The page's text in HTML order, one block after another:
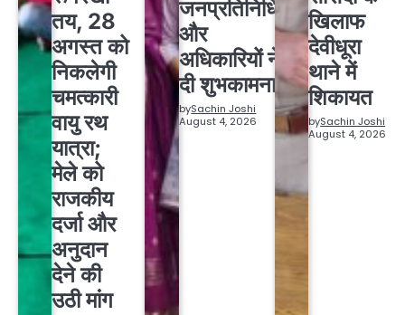
तय, 28
अगस्त को
निकलेगी
चमत्कारी
वायु रथ
यात्रा;
मेले को
राजकीय
दर्जा और
अनुदान
देने की
उठी मांग
जनप्रतिनिधियों
और
अधिकारियों ने
दी शुभकामनाएं
bySachin Joshi
August 4, 2026
खिलाफ
देवीधूरा
थाने में
शिकायत
bySachin Joshi
August 4, 2026